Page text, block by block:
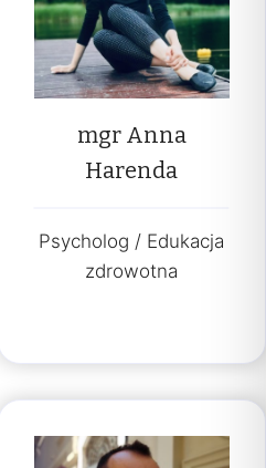
mgr Anna
Harenda
Psycholog / Edukacja
zdrowotna